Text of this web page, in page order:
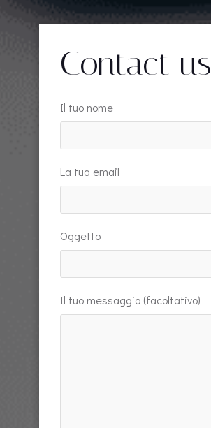
Contact us
Il tuo nome
La tua email
Oggetto
Il tuo messaggio (facoltativo)